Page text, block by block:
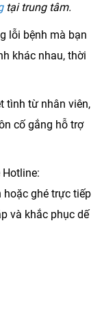
tại trung tâm.
lỗi bệnh mà bạn
khác nhau, thời
tình từ nhân viên,
cố gắng hỗ trợ
hoặc ghé trực tiếp
và khắc phục dế